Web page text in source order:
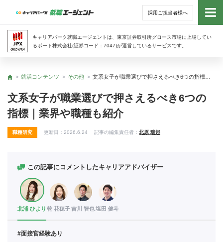
採用ご担当者様へ
キャリアパーク就職エージェントは、東京証券取引所グロース市場に上場してい
るポート株式会社(証券コード：7047)が運営しているサービスです。
トッ
トップ
就活コンテンツ その他
文系女子が職業選びで押さえるべき6つの
指標｜業界や職種も紹介
職種研究 更新日： 2026.6.24 記事の編集責任者： 北原 瑞起
この記事にコメントしたキャリアアドバイザー
北浦 ひより 乾 花穂子吉川 智也塩田 健斗
#面接官経験あり